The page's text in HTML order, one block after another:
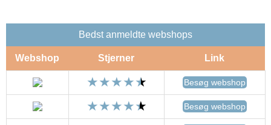
Bedst anmeldte webshops
Webshop Stjerner Link
Besøg webshop
Besøg webshop